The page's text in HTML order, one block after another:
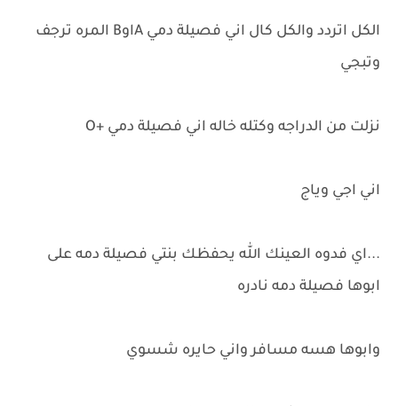
الكل اتردد والكل كال اني فصيلة دمي AاوB المره ترجف
وتبجي
نزلت من الدراجه وكتله خاله اني فصيلة دمي +O
اني اجي وياج
...اي فدوه العينك الله يحفظك بنتي فصيلة دمه على
ابوها فصيلة دمه نادره
وابوها هسه مسافر واني حايره شسوي